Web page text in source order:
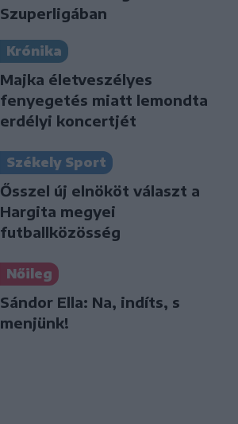
Szuperligában
Krónika
Majka életveszélyes
fenyegetés miatt lemondta
erdélyi koncertjét
Székely Sport
Ősszel új elnököt választ a
Hargita megyei
futballközösség
Nőileg
Sándor Ella: Na, indíts, s
menjünk!